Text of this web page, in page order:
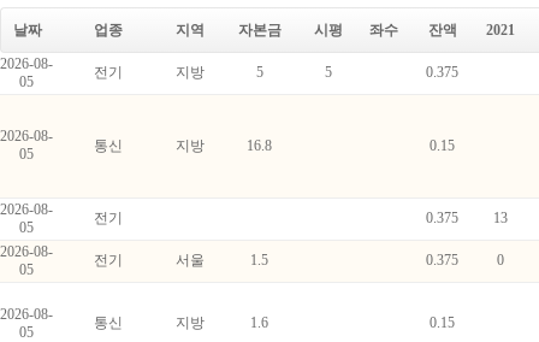
날짜 업종 지역 자본금 시평 좌수 잔액
2021
2026-08-
05
전기 지방 5 5 0.375
2026-08-
05
통신 지방 16.8 0.15
2026-08-
05
전기 0.375
13
2026-08-
05
전기 서울 1.5 0.375 0
2026-08-
05
통신 지방 1.6 0.15